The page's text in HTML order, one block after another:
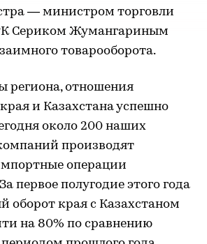
— министром торговли
Сериком Жумангариным
товарооборота.
региона, отношения
и Казахстана успешно
около 200 наших
производят
операции
первое полугодие этого года
оборот края с Казахстаном
на 80% по сравнению